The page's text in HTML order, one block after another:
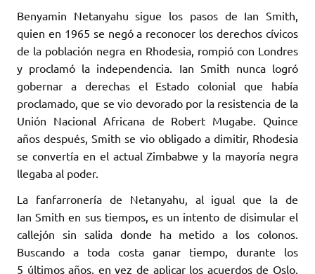
Benyamin Netanyahu sigue los pasos de Ian Smith,
quien en 1965 se negó a reconocer los derechos cívicos
de la población negra en Rhodesia, rompió con Londres
y proclamó la independencia. Ian Smith nunca logró
gobernar a derechas el Estado colonial que había
proclamado, que se vio devorado por la resistencia de la
Unión Nacional Africana de Robert Mugabe. Quince
años después, Smith se vio obligado a dimitir, Rhodesia
se convertía en el actual Zimbabwe y la mayoría negra
llegaba al poder.
La fanfarronería de Netanyahu, al igual que la de
Ian Smith en sus tiempos, es un intento de disimular el
callejón sin salida donde ha metido a los colonos.
Buscando a toda costa ganar tiempo, durante los
5 últimos años, en vez de aplicar los acuerdos de Oslo,